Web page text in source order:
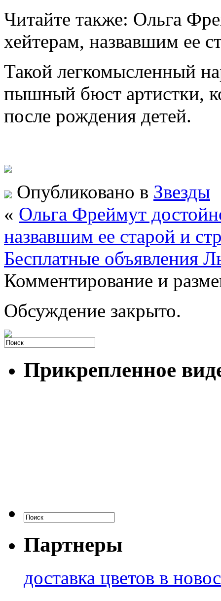
Читайте также: Ольга
хейтерам, назвавшим ее
Такой легкомысленный
пышный бюст артистки,
после рождения детей.
Опубликовано в Звезды
« Ольга Фреймут
назвавшим ее старой и
Бесплатные объявления
Комментирование и
Обсуждение закрыто.
Прикрепленное
Партнеры
доставка цветов в